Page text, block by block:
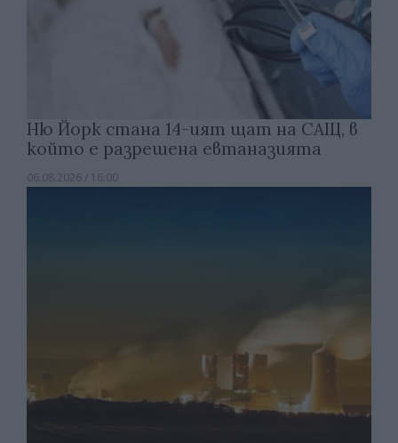
Ню Йорк стана 14-ият щат на САЩ, в
който е разрешена евтаназията
06.08.2026 / 16:00